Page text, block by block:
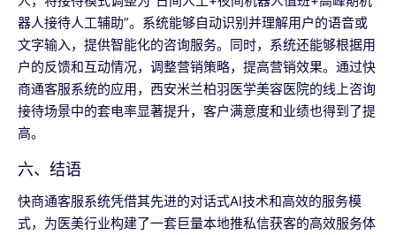
器人接待人工辅助”。系统能够自动识别并理解用户的语音或
文字输入，提供智能化的咨询服务。同时，系统还能够根据用
户的反馈和互动情况，调整营销策略，提高营销效果。通过快
商通客服系统的应用，西安米兰柏羽医学美容医院的线上咨询
接待场景中的套电率显著提升，客户满意度和业绩也得到了提
高。
六、结语
快商通客服系统凭借其先进的对话式AI技术和高效的服务模
式，为医美行业构建了一套巨量本地推私信获客的高效服务体